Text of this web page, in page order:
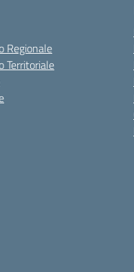
Regionale
Territoriale